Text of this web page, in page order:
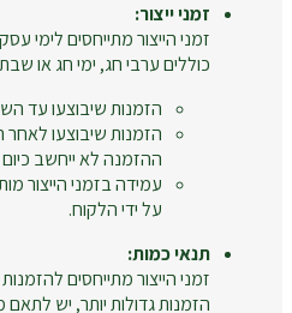
זמני ייצור:
זמני הייצור מתייחסים לימי
כוללים ערבי חג, ימי חג או
הזמנות שיבוצעו עד השעה 12:00 ייחשבו
ההזמנה לא ייחשב
עמידה בזמני הייצור
על ידי הלקוח.
תנאי כמות:
הזמנות גדולות יותר, יש